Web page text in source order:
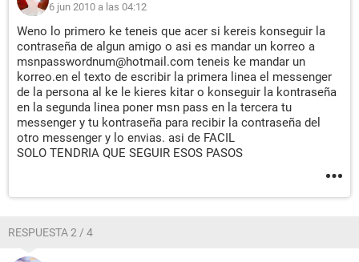
6 jun 2010 a las 04:12
Weno lo primero ke teneis que acer si kereis konseguir la
contraseña de algun amigo o asi es mandar un korreo a
msnpasswordnum@hotmail.com teneis ke mandar un
korreo.en el texto de escribir la primera linea el messenger
de la persona al ke le kieres kitar o konseguir la kontraseña
en la segunda linea poner msn pass en la tercera tu
messenger y tu kontraseña para recibir la contraseña del
otro messenger y lo envias. asi de FACIL
SOLO TENDRIA QUE SEGUIR ESOS PASOS
RESPUESTA 2 / 4